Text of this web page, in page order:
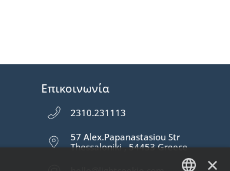
Επικοινωνία
2310.231113
57 Alex.Papanastasiou Str
Thessaloniki , 54453 Greece
×